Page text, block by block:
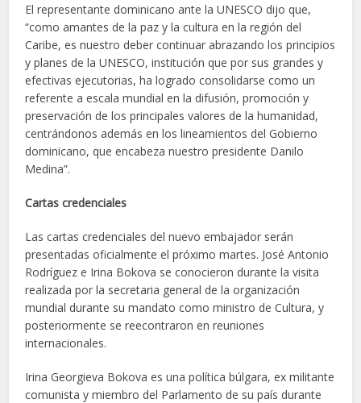
El representante dominicano ante la UNESCO dijo que,
“como amantes de la paz y la cultura en la región del
Caribe, es nuestro deber continuar abrazando los principios
y planes de la UNESCO, institución que por sus grandes y
efectivas ejecutorias, ha logrado consolidarse como un
referente a escala mundial en la difusión, promoción y
preservación de los principales valores de la humanidad,
centrándonos además en los lineamientos del Gobierno
dominicano, que encabeza nuestro presidente Danilo
Medina”.
Cartas credenciales
Las cartas credenciales del nuevo embajador serán
presentadas oficialmente el próximo martes. José Antonio
Rodríguez e Irina Bokova se conocieron durante la visita
realizada por la secretaria general de la organización
mundial durante su mandato como ministro de Cultura, y
posteriormente se reecontraron en reuniones
internacionales.
Irina Georgieva Bokova es una política búlgara, ex militante
comunista y miembro del Parlamento de su país durante